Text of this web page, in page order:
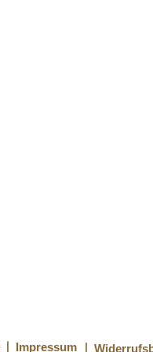
| Impressum